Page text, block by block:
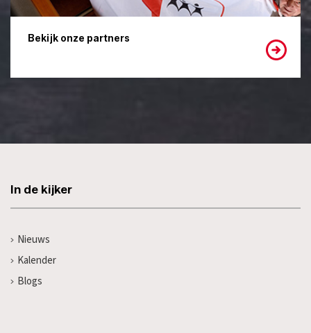
Bekijk onze partners
In de kijker
Nieuws
Kalender
Blogs